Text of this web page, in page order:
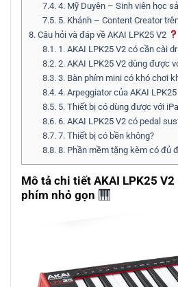
7.4.4. Mỹ Duyên – Sinh viên học
7.5.5. Khánh – Content Creator
8. Câu hỏi và đáp về AKAI LPK25 V2
8.1.1. AKAI LPK25 V2 có cần cài
8.2.2. AKAI LPK25 V2 dùng được
8.3.3. Bàn phím mini có khó chơi
8.4.4. Arpeggiator của AKAI
8.5.5. Thiết bị có dùng được với
8.6.6. AKAI LPK25 V2 có pedal
8.7.7. Thiết bị có bền không?
8.8.8. Phần mềm tặng kèm có đủ
Mô tả chi tiết AKAI LPK25
phím nhỏ gọn